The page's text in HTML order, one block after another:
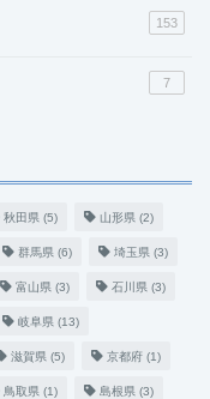
153
7
秋田県 (5) 山形県 (2)
群馬県 (6) 埼玉県 (3)
富山県 (3) 石川県 (3)
岐阜県 (13)
滋賀県 (5) 京都府 (1)
鳥取県 (1) 島根県 (3)